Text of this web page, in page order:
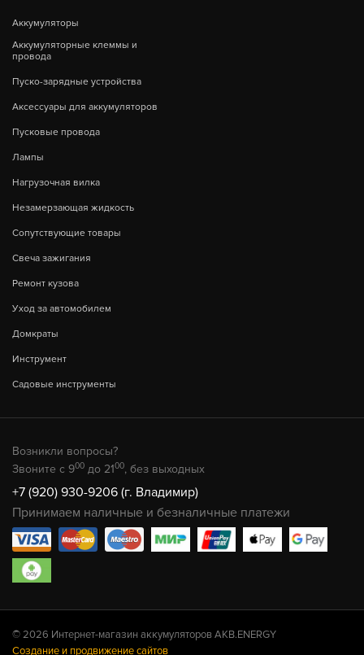
Аккумуляторы
Аккумуляторные клеммы и
провода
Пуско-зарядные устройства
Аксессуары для аккумуляторов
Пусковые провода
Лампы
Нагрузочная вилка
Незамерзающая жидкость
Сопутствующие товары
Свеча зажигания
Ремонт кузова
Уход за автомобилем
Домкраты
Инструмент
Садовые инструменты
Возникли вопросы?
Звоните с 900 до 2100, без выходных
+7 (920) 930-9206 (г. Владимир)
Принимаем наличные и безналичные платежи
© 2026 Интернет-магазин аккумуляторов AKB.ENERGY
Создание и продвижение сайтов